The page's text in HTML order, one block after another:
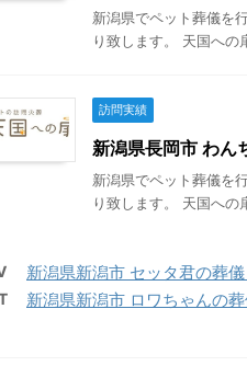
新潟県でペット葬儀を
り致します。 天国への
訪問実績
新潟県長岡市 わ
新潟県でペット葬儀を
り致します。 天国への
新潟県新潟市 セッタ君の葬
新潟県新潟市 ロワちゃんの